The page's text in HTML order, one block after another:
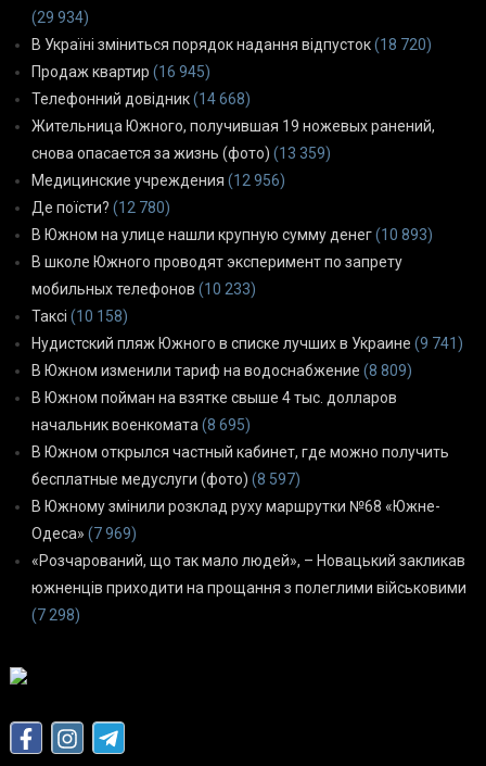
(29 934)
В Україні зміниться порядок надання відпусток(18 720)
Продаж квартир (16 945)
Телефонний довідник(14 668)
Жительница Южного, получившая 19 ножевых ранений,
снова опасается за жизнь (фото) (13 359)
Медицинские учреждения (12 956)
Де поїсти? (12 780)
В Южном на улице нашли крупную сумму денег(10 893)
В школе Южного проводят эксперимент по запрету
мобильных телефонов (10 233)
Таксі (10 158)
Нудистский пляж Южного в списке лучших в Украине (9 741)
В Южном изменили тариф на водоснабжение (8 809)
В Южном пойман на взятке свыше 4 тыс. долларов
начальник военкомата (8 695)
В Южном открылся частный кабинет, где можно получить
бесплатные медуслуги (фото) (8 597)
В Южному змінили розклад руху маршрутки №68 «Южне-
Одеса» (7 969)
«Розчарований, що так мало людей», – Новацький закликав
южненців приходити на прощання з полеглими військовими
(7 298)